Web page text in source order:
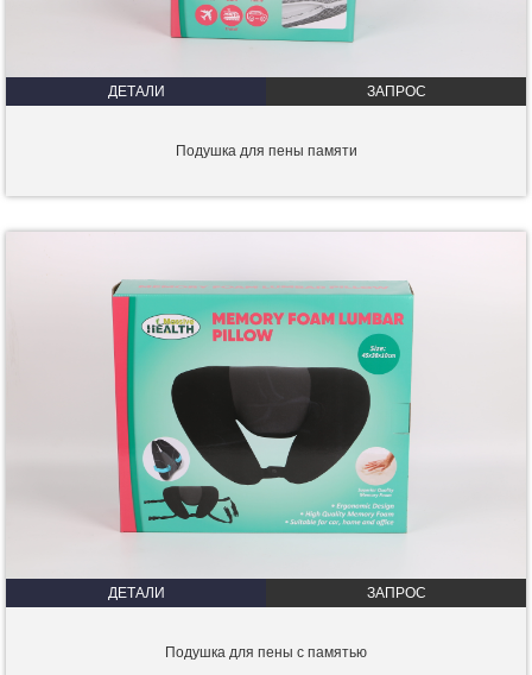
ДЕТАЛИ ЗАПРОС
Подушка для пены памяти
ДЕТАЛИ ЗАПРОС
Подушка для пены с памятью